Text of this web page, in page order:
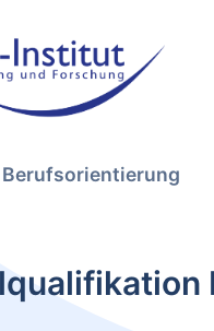
Berufsorientierung